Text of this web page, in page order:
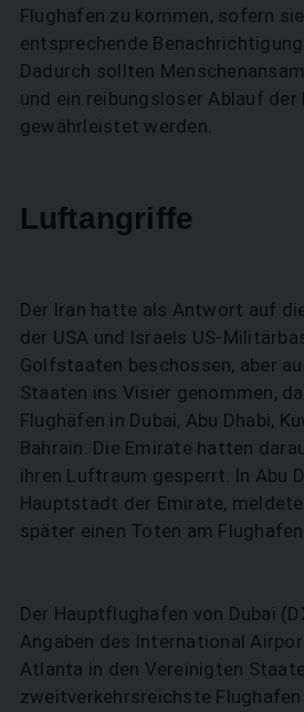
Flughafen zu kommen, sofern
entsprechende
Dadurch sollten
und ein reibungsloser Ablauf der
gewährleistet werden.
Luftangriffe
Der Iran hatte als Antwort auf
der USA und Israels US-
Golfstaaten beschossen, aber
Staaten ins Visier genommen,
Flughäfen in Dubai, Abu Dhabi,
Bahrain. Die Emirate hatten
ihren Luftraum gesperrt. In Abu
Hauptstadt der Emirate,
später einen Toten am
Der Hauptflughafen von Dubai
Angaben des International
Atlanta in den Vereinigten
zweitverkehrsreichste